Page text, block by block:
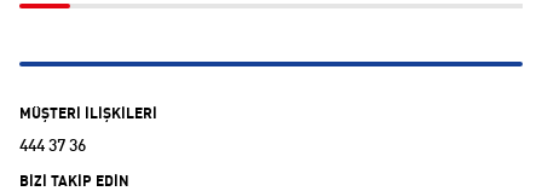
MÜŞTERİ İLİŞKİLERİ
444 37 36
BİZİ TAKİP EDİN